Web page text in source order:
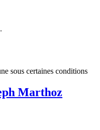
sous certaines conditions
Marthoz